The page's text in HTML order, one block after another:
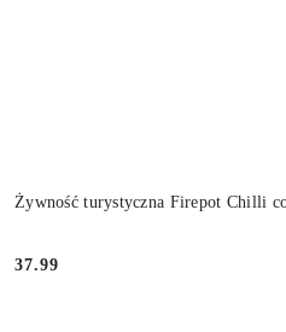
Żywność turystyczna Firepot Chilli
Cena:
37.99